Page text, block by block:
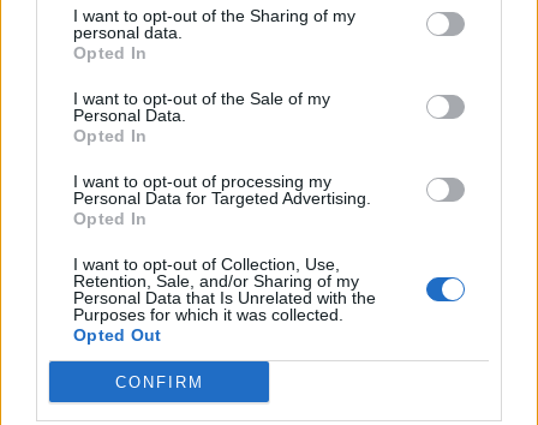
I want to opt-out of the Sharing of my
personal data.
Opted In
I want to opt-out of the Sale of my
Personal Data.
Opted In
I want to opt-out of processing my
Personal Data for Targeted Advertising.
Opted In
I want to opt-out of Collection, Use,
Retention, Sale, and/or Sharing of my
Personal Data that Is Unrelated with the
Purposes for which it was collected.
Opted Out
CONFIRM
tulevan kesän
varaustilaisuudesta – Joakim
Kemell kärkikolmikossa, Brad
Lambert putoaa listalla
ylähyllylle – Mikko Rantanen
iski komean ylivoimaosuman
LIITTYVÄT ARTIKKELIT LISÄÄ TEKIJÄLTÄ
Aleksander Barkov tekee paluun
kaukaloon
divisioonassa – sai samasta tilanteesta
50 jäähyminuuttia